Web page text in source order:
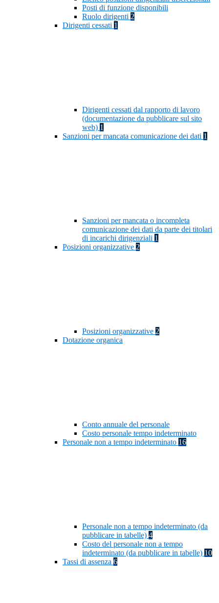
Posti di funzione disponibili
Ruolo dirigenti 2
Dirigenti cessati 1
Dirigenti cessati dal rapporto di lavoro
(documentazione da pubblicare sul sito
web) 1
Sanzioni per mancata comunicazione dei dati 1
Sanzioni per mancata o incompleta
comunicazione dei dati da parte dei titolari
di incarichi dirigenziali 1
Posizioni organizzative 2
Posizioni organizzative 2
Dotazione organica
Conto annuale del personale
Costo personale tempo indeterminato
Personale non a tempo indeterminato 16
Personale non a tempo indeterminato (da
pubblicare in tabelle) 4
Costo del personale non a tempo
indeterminato (da pubblicare in tabelle) 10
Tassi di assenza 6